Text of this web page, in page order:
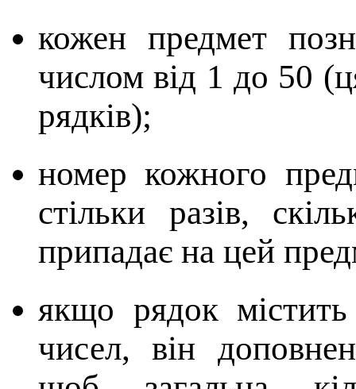
кожен предмет
числом від 1 до 50
рядків);
номер кожного
стільки разів,
припадає на цей
якщо рядок
чисел, він